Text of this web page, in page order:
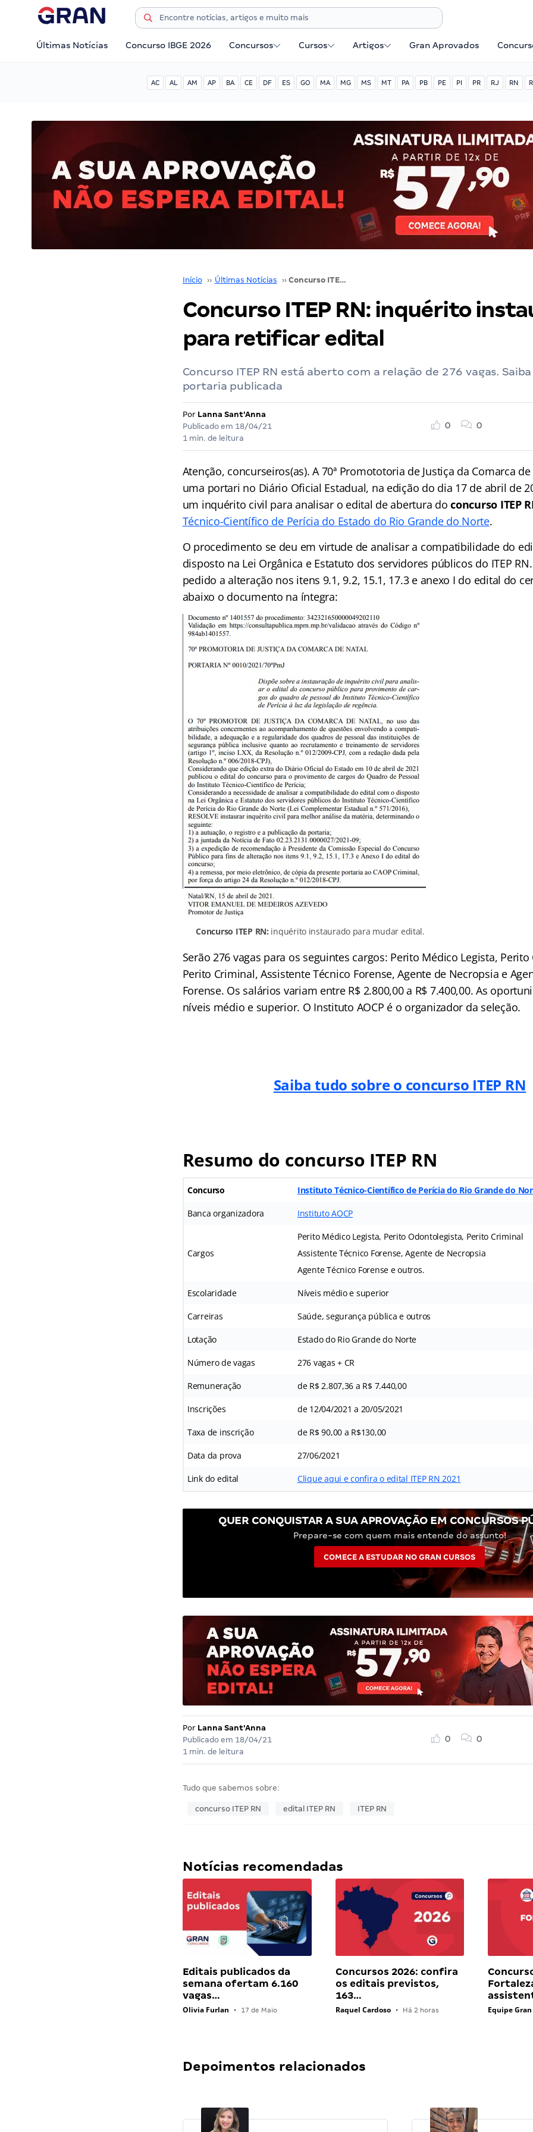
Últimas Notícias Concurso IBGE 2026 Concursos Cursos Artigos Gran Aprovados
AC AL AM AP BA CE DF ES GO MA MG MS MT PA PB PE PI PR RJ RN
Início ›› Últimas Notícias ›› Concurso ITEP RN: inquérito instaurado para retificar edital
Concurso ITEP RN: inquérito
para retificar edital
Concurso ITEP RN está aberto com a relação de 276 vagas.
portaria publicada
Por Lanna Sant'Anna
Publicado em 18/04/21
1 min. de leitura
0 0
Atenção, concurseiros(as). A 70ª Promototoria de Justiça da Comarca
uma portari no Diário Oficial Estadual, na edição do dia 17 de abril de
um inquérito civil para analisar o edital de abertura doconcurso ITEP
Técnico-Científico de Perícia do Estado do Rio Grande do Norte.
O procedimento se deu em virtude de analisar a compatibilidade do
disposto na Lei Orgânica e Estatuto dos servidores públicos do ITEP
pedido a alteração nos itens 9.1, 9.2, 15.1, 17.3 e anexo I do edital do
abaixo o documento na íntegra:
Concurso ITEP RN: inquérito instaurado para mudar edital.
Serão 276 vagas para os seguintes cargos: Perito Médico Legista,
Perito Criminal, Assistente Técnico Forense, Agente de Necropsia e
Forense. Os salários variam entre R$ 2.800,00 a R$ 7.400,00. As
níveis médio e superior. O Instituto AOCP é o organizador da seleção.
Saiba tudo sobre o concurso ITEP RN
Resumo do concurso ITEP RN
Concurso Instituto Técnico-Científico de Perícia do Rio Grande do
Banca organizadora Instituto AOCP
Cargos
Perito Médico Legista, Perito Odontolegista, Perito Criminal
Assistente Técnico Forense, Agente de Necropsia
Agente Técnico Forense e outros.
Escolaridade Níveis médio e superior
Carreiras Saúde, segurança pública e outros
Lotação Estado do Rio Grande do Norte
Número de vagas 276 vagas + CR
Remuneração de R$ 2.807,36 a R$ 7.440,00
Inscrições de 12/04/2021 a 20/05/2021
Taxa de inscrição de R$ 90,00 a R$130,00
Data da prova 27/06/2021
Link do edital Clique aqui e confira o edital ITEP RN 2021
QUER CONQUISTAR A SUA APROVAÇÃO EM CONCURSOS
Prepare-se com quem mais entende do assunto!
COMECE A ESTUDAR NO GRAN CURSOS
Por Lanna Sant'Anna
Publicado em 18/04/21
1 min. de leitura
0 0
Tudo que sabemos sobre:
concurso ITEP RN edital ITEP RN ITEP RN
Notícias recomendadas
Editais publicados da
semana ofertam 6.160
vagas…
Olivia Furlan • 17 de Maio
Concursos 2026: confira
os editais previstos,
163…
Raquel Cardoso • Há 2 horas Equipe Gran
Depoimentos relacionados